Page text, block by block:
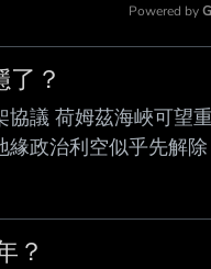
Powered by
？
議 荷姆茲海峽可望
政治利空似乎先解
經算穩了？ 還是各位
？